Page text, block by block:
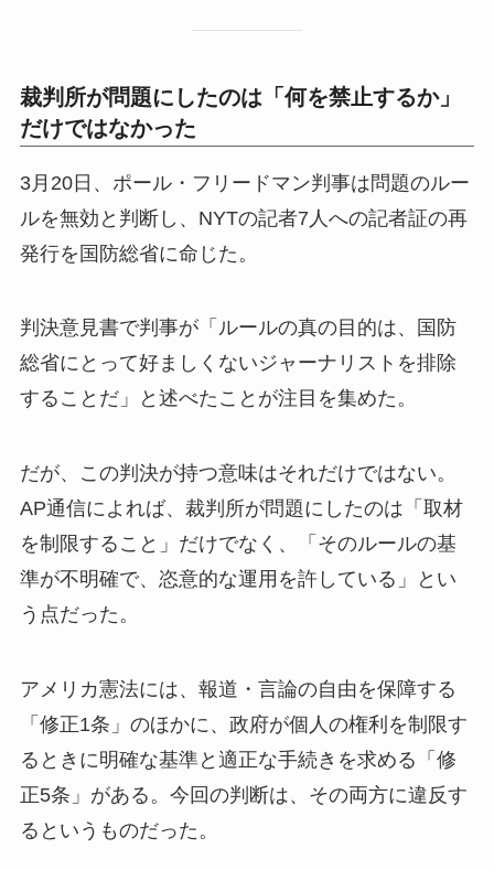
裁判所が問題にしたのは「何を禁止するか」
だけではなかった
3月20日、ポール・フリードマン判事は問題のルー
ルを無効と判断し、NYTの記者7人への記者証の再
発行を国防総省に命じた。
判決意見書で判事が「ルールの真の目的は、国防
総省にとって好ましくないジャーナリストを排除
することだ」と述べたことが注目を集めた。
だが、この判決が持つ意味はそれだけではない。
AP通信によれば、裁判所が問題にしたのは「取材
を制限すること」だけでなく、「そのルールの基
準が不明確で、恣意的な運用を許している」とい
う点だった。
アメリカ憲法には、報道・言論の自由を保障する
「修正1条」のほかに、政府が個人の権利を制限す
るときに明確な基準と適正な手続きを求める「修
正5条」がある。今回の判断は、その両方に違反す
るというものだった。